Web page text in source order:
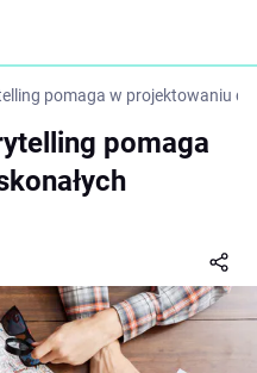
pomaga w projektowaniu
pomaga